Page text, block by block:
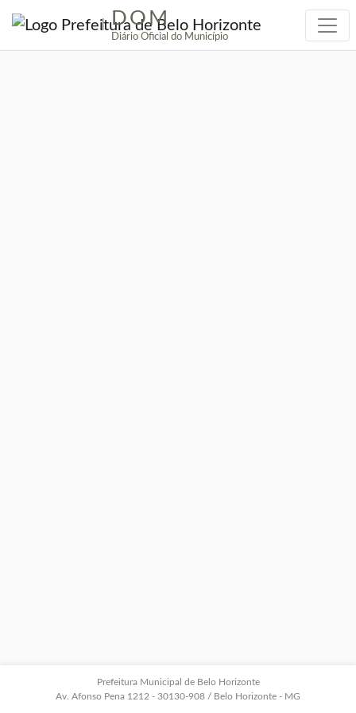
| DOM
Diário Oficial do Município
Prefeitura Municipal de Belo Horizonte
Av. Afonso Pena 1212 - 30130-908 / Belo Horizonte - MG